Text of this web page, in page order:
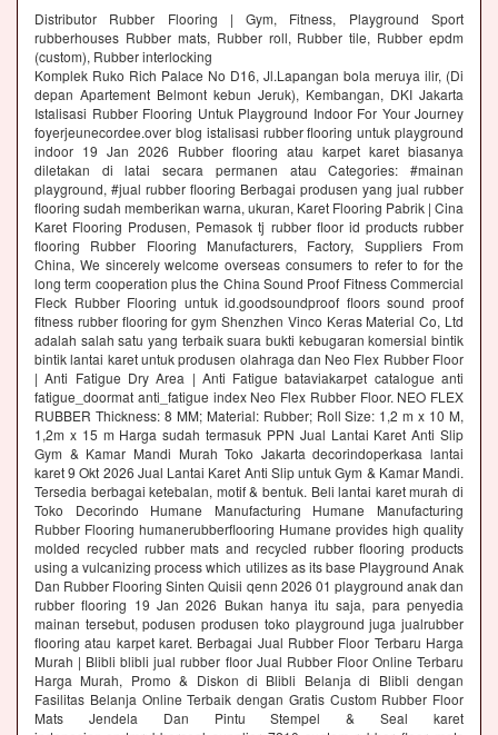
Distributor Rubber Flooring | Gym, Fitness, Playground Sport
rubberhouses Rubber mats, Rubber roll, Rubber tile, Rubber epdm
(custom), Rubber interlocking
Komplek Ruko Rich Palace No D16, Jl.Lapangan bola meruya ilir, (Di
depan Apartement Belmont kebun Jeruk), Kembangan, DKI Jakarta
Istalisasi Rubber Flooring Untuk Playground Indoor For Your Journey
foyerjeunecordee.over blog istalisasi rubber flooring untuk playground
indoor 19 Jan 2026 Rubber flooring atau karpet karet biasanya
diletakan di latai secara permanen atau Categories: #mainan
playground, #jual rubber flooring Berbagai produsen yang jual rubber
flooring sudah memberikan warna, ukuran, Karet Flooring Pabrik | Cina
Karet Flooring Produsen, Pemasok tj rubber floor id products rubber
flooring Rubber Flooring Manufacturers, Factory, Suppliers From
China, We sincerely welcome overseas consumers to refer to for the
long term cooperation plus the China Sound Proof Fitness Commercial
Fleck Rubber Flooring untuk id.goodsoundproof floors sound proof
fitness rubber flooring for gym Shenzhen Vinco Keras Material Co, Ltd
adalah salah satu yang terbaik suara bukti kebugaran komersial bintik
bintik lantai karet untuk produsen olahraga dan Neo Flex Rubber Floor
| Anti Fatigue Dry Area | Anti Fatigue bataviakarpet catalogue anti
fatigue_doormat anti_fatigue index Neo Flex Rubber Floor. NEO FLEX
RUBBER Thickness: 8 MM; Material: Rubber; Roll Size: 1,2 m x 10 M,
1,2m x 15 m Harga sudah termasuk PPN Jual Lantai Karet Anti Slip
Gym & Kamar Mandi Murah Toko Jakarta decorindoperkasa lantai
karet 9 Okt 2026 Jual Lantai Karet Anti Slip untuk Gym & Kamar Mandi.
Tersedia berbagai ketebalan, motif & bentuk. Beli lantai karet murah di
Toko Decorindo Humane Manufacturing Humane Manufacturing
Rubber Flooring humanerubberflooring Humane provides high quality
molded recycled rubber mats and recycled rubber flooring products
using a vulcanizing process which utilizes as its base Playground Anak
Dan Rubber Flooring Sinten Quisii qenn 2026 01 playground anak dan
rubber flooring 19 Jan 2026 Bukan hanya itu saja, para penyedia
mainan tersebut, podusen produsen toko playground juga jualrubber
flooring atau karpet karet. Berbagai Jual Rubber Floor Terbaru Harga
Murah | Blibli blibli jual rubber floor Jual Rubber Floor Online Terbaru
Harga Murah, Promo & Diskon di Blibli Belanja di Blibli dengan
Fasilitas Belanja Online Terbaik dengan Gratis Custom Rubber Floor
Mats Jendela Dan Pintu Stempel & Seal karet